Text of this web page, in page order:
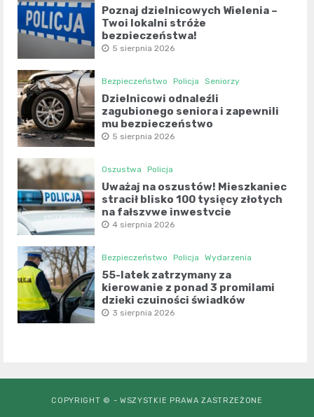
Poznaj dzielnicowych Wielenia –
Twoi lokalni stróże
bezpieczeństwa!
5 sierpnia 2026
Bezpieczeństwo Policja Seniorzy
Dzielnicowi odnaleźli
zagubionego seniora i zapewnili
mu bezpieczeństwo
5 sierpnia 2026
Oszustwa Policja
Uważaj na oszustów! Mieszkaniec
stracił blisko 100 tysięcy złotych
na fałszywe inwestycje
4 sierpnia 2026
Bezpieczeństwo Policja Wydarzenia
55-latek zatrzymany za
kierowanie z ponad 3 promilami
dzięki czujności świadków
3 sierpnia 2026
COPYRIGHT © - WSZYSTKIE PRAWA ZASTRZEŻONE